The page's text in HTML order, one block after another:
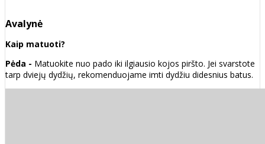
Avalynė
Kaip matuoti?
Pėda - Matuokite nuo pado iki ilgiausio kojos piršto. Jei svarstote
tarp dviejų dydžių, rekomenduojame imti dydžiu didesnius batus.